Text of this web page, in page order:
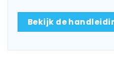
Bekijk de